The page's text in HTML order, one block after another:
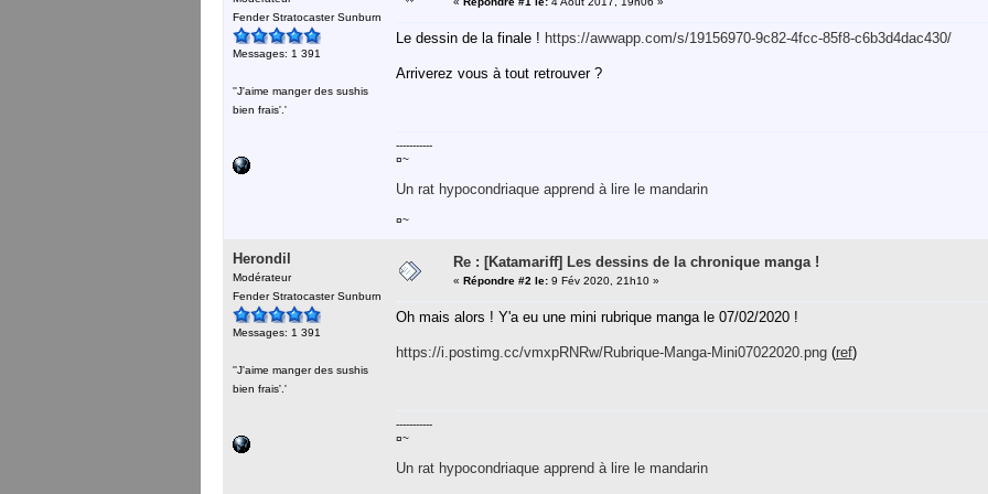
Fender Stratocaster Sunburn
Messages: 1 391
''J'aime manger des sushis
bien frais'.'
Le dessin de la finale ! https://awwapp.com/s/19156970-9c82-4fcc-85f8-c6b3d4dac430/
Arriverez vous à tout retrouver ?
-----------
¤~
Un rat hypocondriaque apprend à lire le mandarin
¤~
Herondil
Modérateur
Fender Stratocaster Sunburn
Messages: 1 391
''J'aime manger des sushis
bien frais'.'
Re : [Katamariff] Les dessins de la chronique manga !
« Répondre #2 le: 9 Fév 2020, 21h10 »
Oh mais alors ! Y'a eu une mini rubrique manga le 07/02/2020 !
https://i.postimg.cc/vmxpRNRw/Rubrique-Manga-Mini07022020.png (ref)
-----------
¤~
Un rat hypocondriaque apprend à lire le mandarin